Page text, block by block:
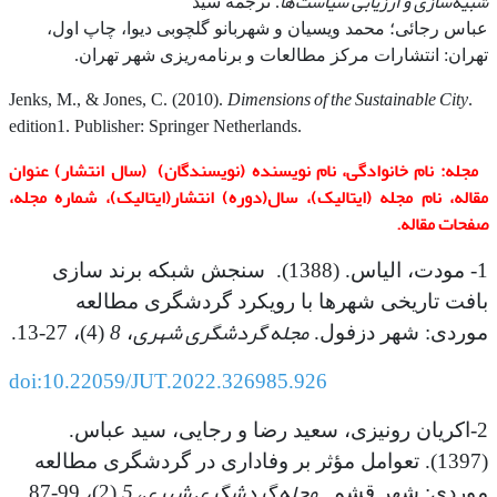
عباس رجائی؛ محمد ویسیان و شهربانو گلچوبی دیوا، چاپ اول،
تهران: انتشارات مرکز مطالعات و برنامه‌ریزی شهر تهران‏‫.
Jenks, M., & Jones, C. (2010). Dimensions of the Sustainable City.
edition1. Publisher: Springer Netherlands.
مجله: نام خانوادگی، نام نویسنده (نویسند­گان) (سال انتشار) عنوان
مقاله، نام مجله (ایتالیک)، سال(دوره) انتشار(ایتالیک)، شماره مجله،
صفحات مقاله.
1- مودت، الیاس. (1388). سنجش شبکه برند سازی
بافت تاریخی شهرها با رویکرد گردشگری مطالعه
موردی: شهر دزفول.مجله گردشگری شهری، 8 (4)، 27-13.
doi:10.22059/JUT.2022.326985.926
2-اکریان رونیزی، سعید رضا و رجایی، سید عباس.
(1397). تعوامل مؤثر بر وفاداری در گردشگری مطالعه